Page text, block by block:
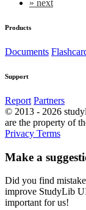
» next
Products
Documents
Support
Report Partners
© 2013 - 2026
are the property of
Privacy Terms
Make a
Did you find
improve StudyLib
important for us!